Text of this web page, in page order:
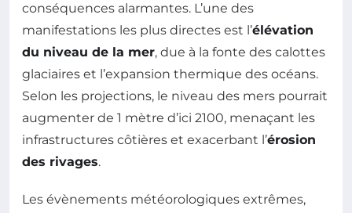
conséquences alarmantes. L’une des
manifestations les plus directes est l’élévation
du niveau de la mer, due à la fonte des calottes
glaciaires et l’expansion thermique des océans.
Selon les projections, le niveau des mers pourrait
augmenter de 1 mètre d’ici 2100, menaçant les
infrastructures côtières et exacerbant l’érosion
des rivages.
Les évènements météorologiques extrêmes,